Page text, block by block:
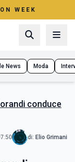
WEEK
News Moda
conduce
di: Elio Grimani